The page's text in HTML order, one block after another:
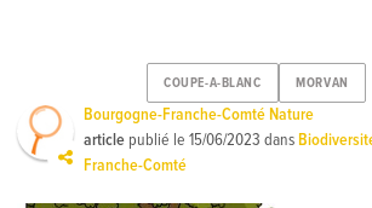
COUPE-A-BLANC MORVAN
Bourgogne-Franche-Comté Nature
article publié le15/06/2023 dans
Franche-Comté